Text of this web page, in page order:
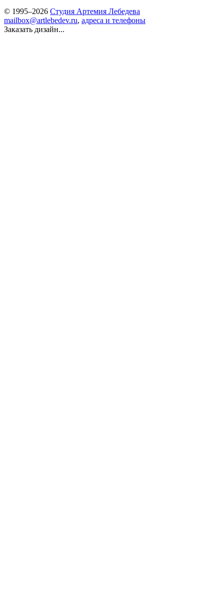
© 1995–2026 Студия Артемия Лебедева
mailbox@artlebedev.ru, адреса и телефоны
Заказать дизайн...